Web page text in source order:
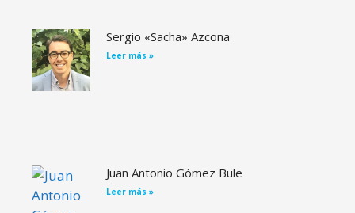
Sergio «Sacha» Azcona
Leer más »
Juan Antonio Gómez Bule
Leer más »